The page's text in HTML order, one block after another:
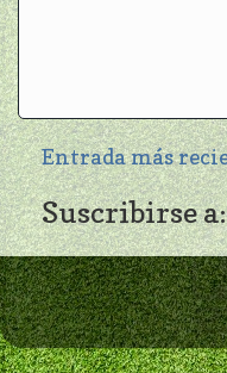
Entrada más
Suscribirse